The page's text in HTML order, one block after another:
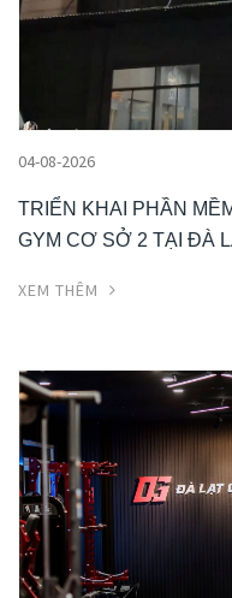
04-08-2026
TRIỂN KHAI PHẦN
GYM CƠ SỞ 2 TẠI ĐÀ
XEM THÊM